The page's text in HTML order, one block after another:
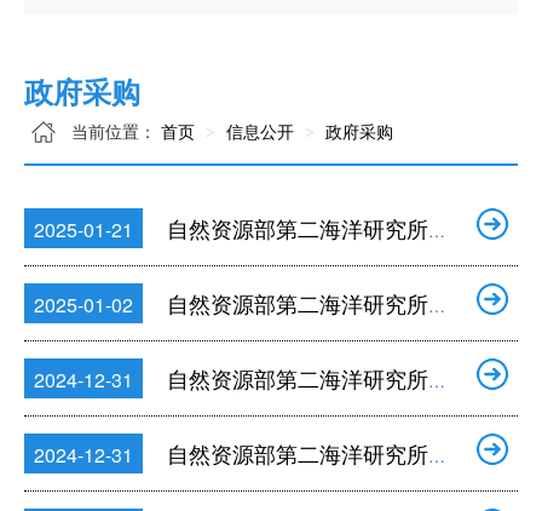
政府采购
当前位置： 首页 信息公开 政府采购
2025-01-21 自然资源部第二海洋研究所船舶和人员保险费服务采购项目中标公告
2025-01-02 自然资源部第二海洋研究所一次性电池组项目成交公告
2024-12-31 自然资源部第二海洋研究所船舶和人员保险费服务采购项目招标公告
2024-12-31 自然资源部第二海洋研究所船舶和人员保险费服务采购项目的废标公告